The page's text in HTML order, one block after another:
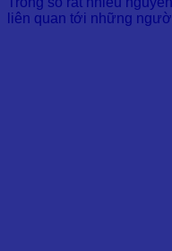
liên quan tới những